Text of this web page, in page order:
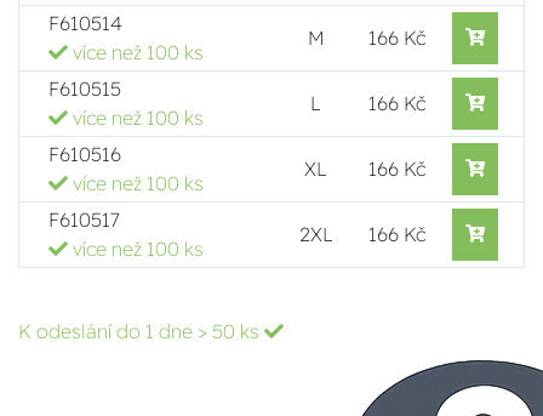
F610514
více než 100 ks
M 166 Kč
F610515
více než 100 ks
L 166 Kč
F610516
více než 100 ks
XL 166 Kč
F610517
více než 100 ks
2XL 166 Kč
K odeslání do 1 dne > 50 ks